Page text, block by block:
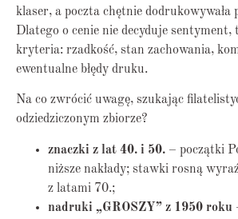
klaser, a poczta chętnie dodrukowywała
Dlatego o cenie nie decyduje
kryteria: rzadkość, stan zachowania,
ewentualne błędy druku.
Na co zwrócić uwagę, szukając
odziedziczonym zbiorze?
znaczki z lat 40. i 50. – początki
niższe nakłady; stawki rosną
z latami 70.;
nadruki „GROSZY” z 1950 roku